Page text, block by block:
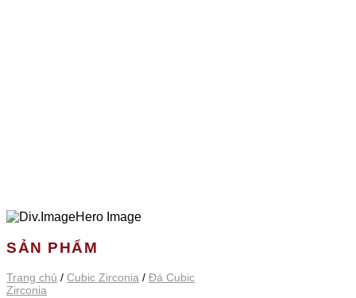
SẢN PHẨM
Trang chủ / Cubic Zirconia / Đá Cubic
Zirconia